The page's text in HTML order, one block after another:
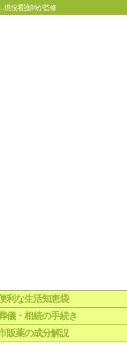
現役看護師が監修
利な生活知恵袋
儀・相続の手続き
販薬の成分解説